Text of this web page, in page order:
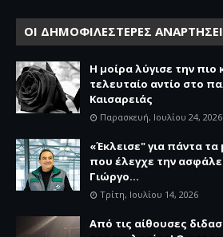
ΟΙ ΔΗΜΟΦΙΛΕΣΤΕΡΕΣ
Η μοίρα λύγισε την πιο
τελευταίο αντίο στο
Καισαρειάς
Παρασκευή, Ιουλίου 24, 2026
«Έκλεισε" για πάντα
που έλεγχε την
Γιώργο...
Τρίτη, Ιουλίου 14, 2026
Από τις αίθουσες